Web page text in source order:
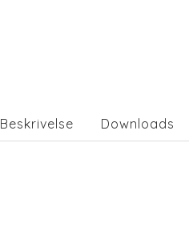
Beskrivelse Downloads